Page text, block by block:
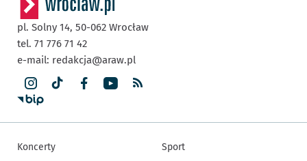
pl. Solny 14, 50-062 Wrocław
tel. 71 776 71 42
e-mail: redakcja@araw.pl
Koncerty Sport